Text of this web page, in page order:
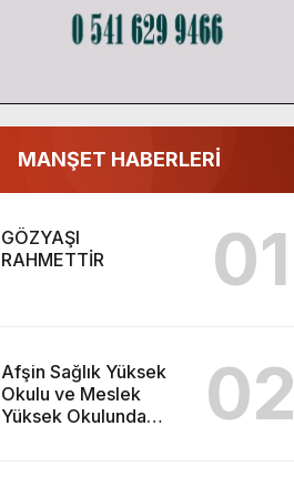
MANŞET HABERLERİ
GÖZYAŞI
RAHMETTİR
01
Afşin Sağlık Yüksek
Okulu ve Meslek
Yüksek Okulunda
02